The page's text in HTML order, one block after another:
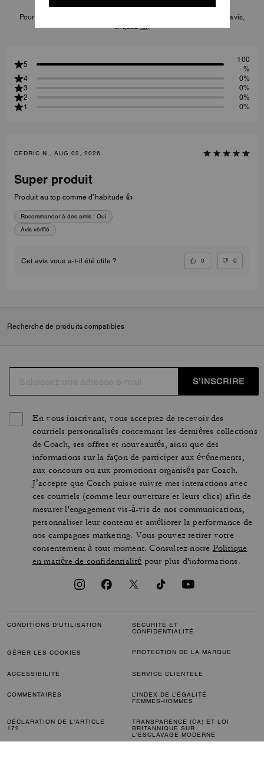
Pour plus d’informations sur la manière dont nous vérifions nos avis,
cliquezici.
5
100
%
4
0%
3
0%
2
0%
1
0%
CEDRIC N., AUG 02, 2026
Super produit
Produit au top comme d’habitude 👍
Recommander à des amis : Oui
Avis vérifié
Cet avis vous a-t-il été utile ? 0 0
Recherche de produits compatibles
S’INSCRIRE
En vous inscrivant, vous acceptez de recevoir des
courriels personnalisés concernant les dernières collections
de Coach, ses offres et nouveautés, ainsi que des
informations sur la façon de participer aux événements,
aux concours ou aux promotions organisés par Coach.
J’accepte que Coach puisse suivre mes interactions avec
ces courriels (comme leur ouverture et leurs clics) afin de
mesurer l'engagement vis-à-vis de nos communications,
personnaliser leur contenu et améliorer la performance de
nos campagnes marketing. Vous pouvez retirer votre
consentement à tout moment. Consultez notre Politique
en matière de confidentialité pour plus d'informations.
CONDITIONS D'UTILISATION
SÉCURITÉ ET
CONFIDENTIALITÉ
GÉRER LES COOKIES PROTECTION DE LA MARQUE
ACCESSIBILITÉ SERVICE CLIENTÈLE
COMMENTAIRES
L’INDEX DE L’ÉGALITÉ
FEMMES-HOMMES
DÉCLARATION DE L'ARTICLE
172
TRANSPARENCE (CA) ET LOI
BRITANNIQUE SUR
L'ESCLAVAGE MODERNE